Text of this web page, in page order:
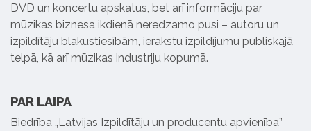
DVD un koncertu apskatus, bet arī informāciju par
mūzikas biznesa ikdienā neredzamo pusi – autoru un
izpildītāju blakustiesībām, ierakstu izpildījumu publiskajā
telpā, kā arī mūzikas industriju kopumā.
PAR LAIPA
Biedrība „Latvijas Izpildītāju un producentu apvienība”